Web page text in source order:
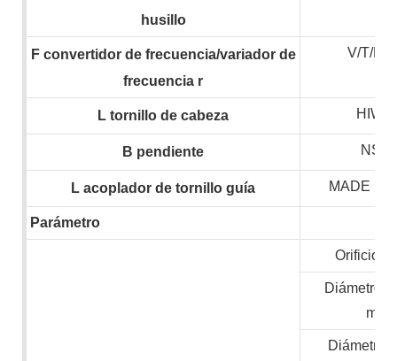
husillo
Fconvertidor de frecuencia/variador de
frecuencia r
V/T/
L tornillo de cabeza
B pendiente
L acoplador de tornillo guía MADE IN
Parámetro
Orificio
Diámetro
Diámetro